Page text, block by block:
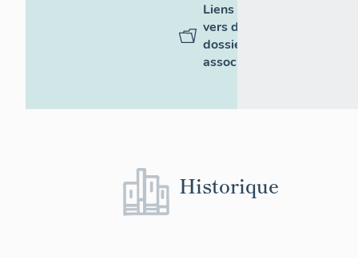
Liens
vers des
dossiers
associés
Historique